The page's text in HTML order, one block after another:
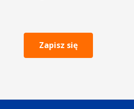
Zapisz się